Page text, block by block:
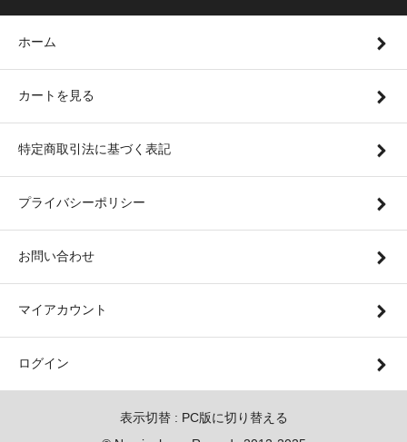
ホーム
カートを見る
特定商取引法に基づく表記
プライバシーポリシー
お問い合わせ
マイアカウント
ログイン
表示切替 : PC版に切り替える